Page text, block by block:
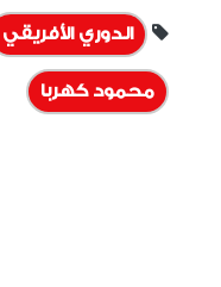
الدوري الأفريقي
محمود كهربا